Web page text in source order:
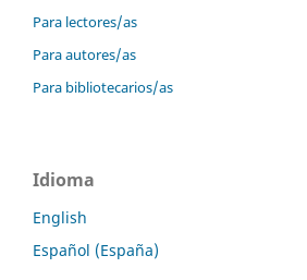
Para lectores/as
Para autores/as
Para bibliotecarios/as
Idioma
English
Español (España)